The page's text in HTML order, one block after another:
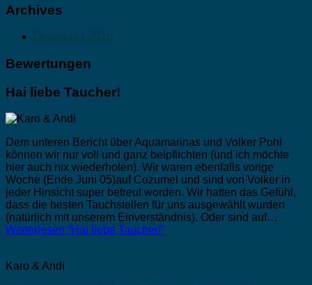
Archives
Dezember 2018
Bewertungen
Hai liebe Taucher!
Dem unteren Bericht über Aquamarinas und Volker Pohl
können wir nur voll und ganz beipflichten (und ich möchte
hier auch nix wiederholen). Wir waren ebenfalls vorige
Woche (Ende Juni 05)auf Cozumel und sind von Volker in
jeder Hinsicht super betreut worden. Wir hatten das Gefühl,
dass die besten Tauchstellen für uns ausgewählt wurden
(natürlich mit unserem Einverständnis). Oder sind auf…
Weiterlesen “Hai liebe Taucher!”
Karo & Andi